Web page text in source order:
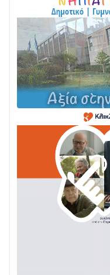
Σε τροχιά
της Ναυπάκτου
04/08 • 12:08
Σε φουλ ρυθμούς το
| Αυτοψία Καββαδά
03/08 • 11:11
Με Αρχιερατική
Μεταμορφώσεως του
03/08 • 07:45
Ενισχύεται η
με δύο νέα
02/08 • 18:26
Διαβάστε την
31/07 • 08:16
Δωρίδα για Όλους: